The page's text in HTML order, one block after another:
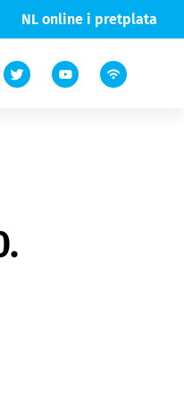
NL online i pretplata